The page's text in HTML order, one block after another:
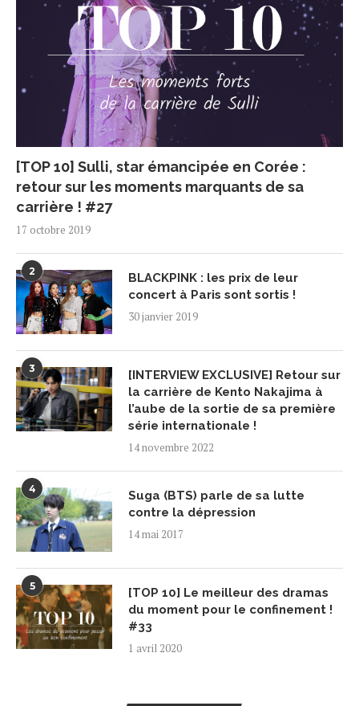
[TOP 10] Sulli, star émancipée en Corée :
retour sur les moments marquants de sa
carrière ! #27
17 octobre 2019
2
BLACKPINK : les prix de leur
concert à Paris sont sortis !
30 janvier 2019
3
[INTERVIEW EXCLUSIVE] Retour sur
la carrière de Kento Nakajima à
l’aube de la sortie de sa première
série internationale !
14 novembre 2022
4
Suga (BTS) parle de sa lutte
contre la dépression
14 mai 2017
5
[TOP 10] Le meilleur des dramas
du moment pour le confinement !
#33
1 avril 2020